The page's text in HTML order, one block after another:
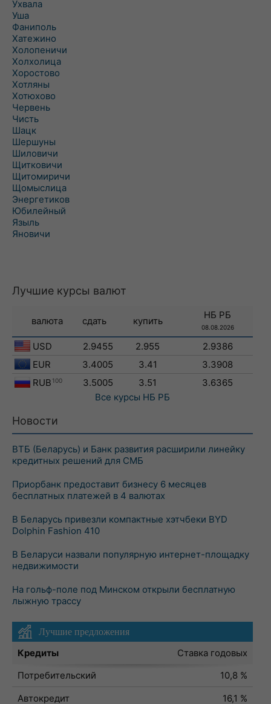
Ухвала
Уша
Фаниполь
Хатежино
Холопеничи
Холхолица
Хоростово
Хотляны
Хотюхово
Червень
Чисть
Шацк
Шершуны
Шиловичи
Щитковичи
Щитомиричи
Щомыслица
Энергетиков
Юбилейный
Языль
Яновичи
Лучшие курсы валют
валюта сдать купить
НБ РБ
08.08.2026
USD 2.9455 2.955
2.9386
EUR
3.4005 3.41
3.3908
RUB 100 3.5005 3.51
3.6365
Все курсы НБ РБ
Новости
ВТБ (Беларусь) и Банк развития расширили линейку
кредитных решений для СМБ
Приорбанк предоставит бизнесу 6 месяцев
бесплатных платежей в 4 валютах
В Беларусь привезли компактные хэтчбеки BYD
Dolphin Fashion 410
В Беларуси назвали популярную интернет-площадку
недвижимости
На гольф-поле под Минском открыли бесплатную
лыжную трассу
Лучшие предложения
Кредиты
Ставка годовых
Потребительский
10,8 %
Автокредит
16,1 %